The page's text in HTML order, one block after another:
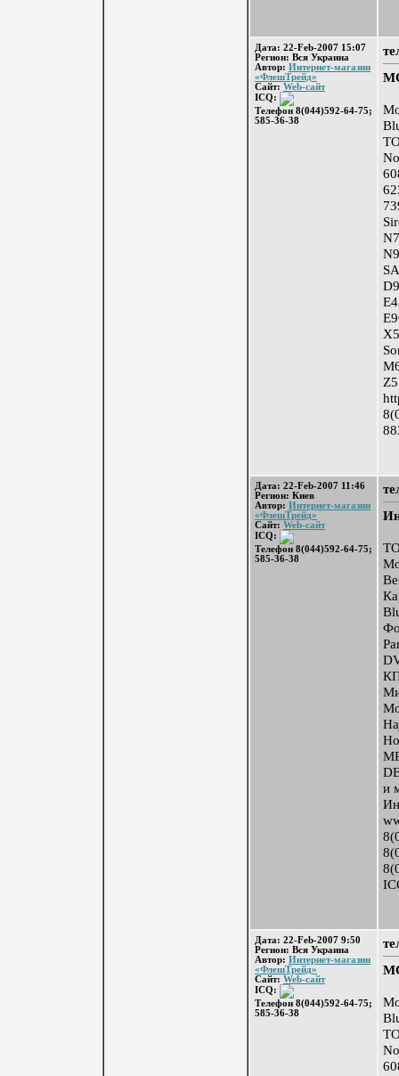
Дата: 22-Feb-2007 15:07
Регион: Вся Украина
Автор: Интернет-магазин
«ФлешТрейд»
Сайт: Web-сайт
ICQ:
Телефон 8(044)592-64-75;
585-36-38
Дата: 22-Feb-2007 11:46
Регион: Киев
Автор: Интернет-магазин
«ФлешТрейд»
Сайт: Web-сайт
ICQ:
Телефон 8(044)592-64-75;
585-36-38
и
Дата: 22-Feb-2007 9:50
Регион: Вся Украина
Автор: Интернет-магазин
«ФлешТрейд»
Сайт: Web-сайт
ICQ:
Телефон 8(044)592-64-75;
585-36-38